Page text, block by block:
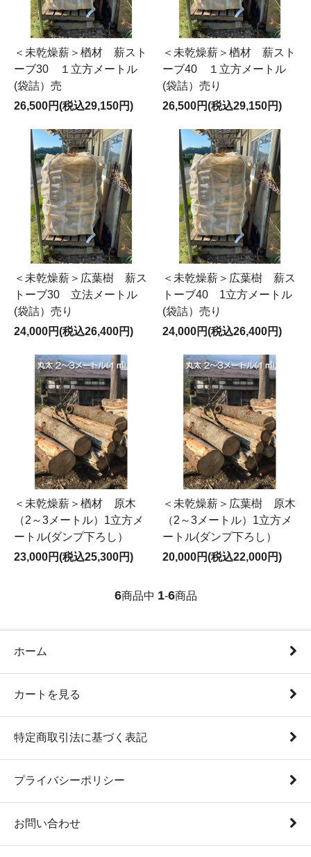
＜未乾燥薪＞楢材 薪スト
ーブ30 １立方メートル
(袋詰）売
26,500円(税込29,150円)
＜未乾燥薪＞楢材 薪スト
ーブ40 １立方メートル
(袋詰）売り
26,500円(税込29,150円)
＜未乾燥薪＞広葉樹 薪ス
トーブ30 立法メートル
(袋詰）売り
24,000円(税込26,400円)
＜未乾燥薪＞広葉樹 薪ス
トーブ40 1立方メートル
(袋詰）売り
24,000円(税込26,400円)
＜未乾燥薪＞楢材 原木
（2～3メートル）1立方メ
ートル(ダンプ下ろし）
23,000円(税込25,300円)
＜未乾燥薪＞広葉樹 原木
（2～3メートル）1立方メ
ートル(ダンプ下ろし）
20,000円(税込22,000円)
6商品中 1-6商品
ホーム
カートを見る
特定商取引法に基づく表記
プライバシーポリシー
お問い合わせ